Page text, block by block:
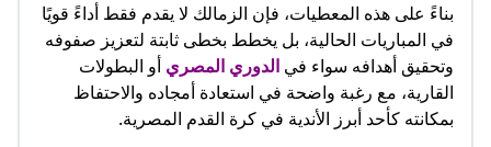
بناءً على هذه المعطيات، فإن الزمالك لا يقدم فقط أداءً قويًا
في المباريات الحالية، بل يخطط بخطى ثابتة لتعزيز صفوفه
وتحقيق أهدافه سواء في الدوري المصري أو البطولات
القارية، مع رغبة واضحة في استعادة أمجاده والاحتفاظ
بمكانته كأحد أبرز الأندية في كرة القدم المصرية.